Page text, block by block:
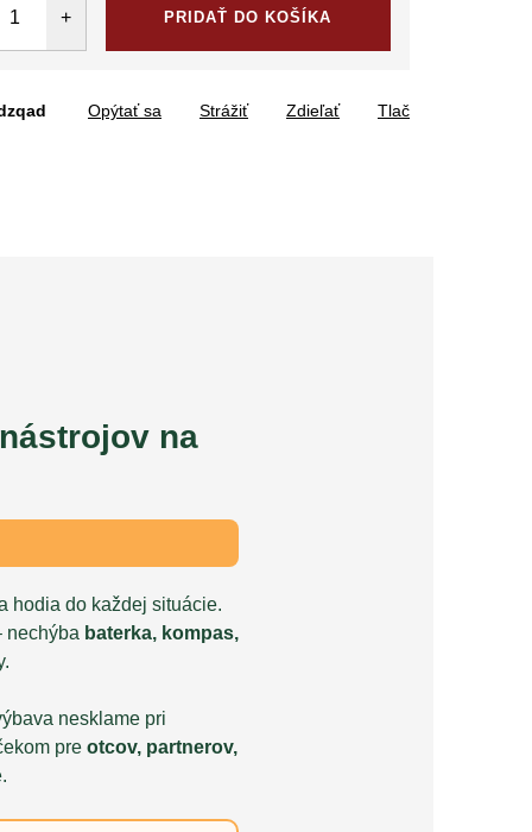
PRIDAŤ DO KOŠÍKA
Tlač
Opýtať sa Strážiť Zdieľať
na
hodia do každej situácie.
nechýba baterka, kompas,
nesklame pri
pre otcov, partnerov,